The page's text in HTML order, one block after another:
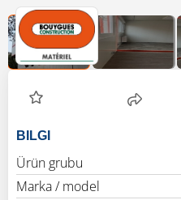
BILGI
Ürün grubu
Marka / model